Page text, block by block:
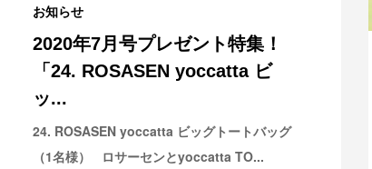
お知らせ
2020年7月号プレゼント特集！
「24. ROSASEN yoccatta ビ
ッ...
24. ROSASEN yoccatta ビッグトートバッグ
（1名様） ロサーセンとyoccatta TO...